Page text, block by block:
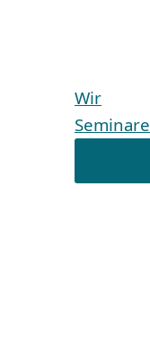
Wir
Seminare